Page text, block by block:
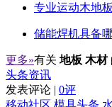
专业运动木地
储能焊机具备
更多»有关 地板 木材
头条资讯
发表评论 | 0评
移动社区 模具头条